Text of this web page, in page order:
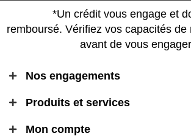
*Un crédit vous engage et
remboursé. Vérifiez vos capacités de
avant de vous
Nos engagements
Produits et services
Mon compte